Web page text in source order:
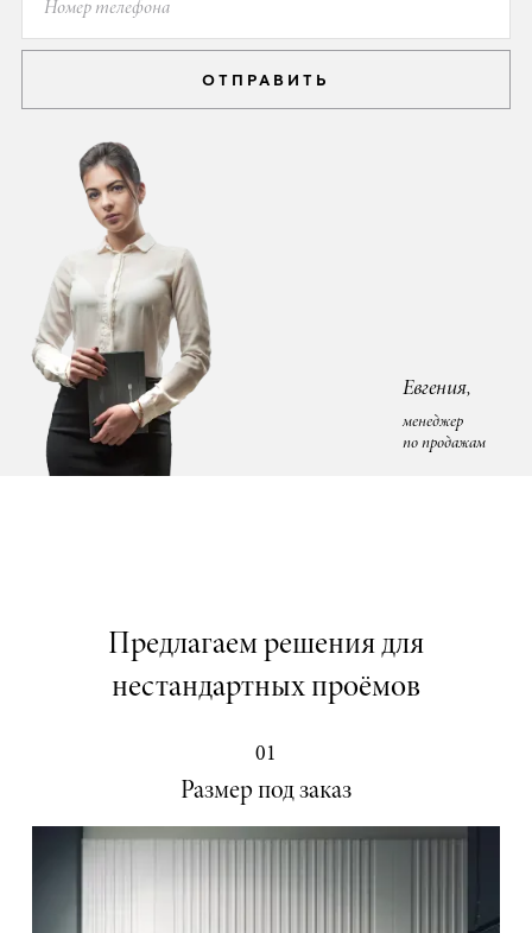
ОТПРАВИТЬ
Евгения,
менеджер
по продажам
Предлагаем решения для
нестандартных проёмов
01
Размер под заказ